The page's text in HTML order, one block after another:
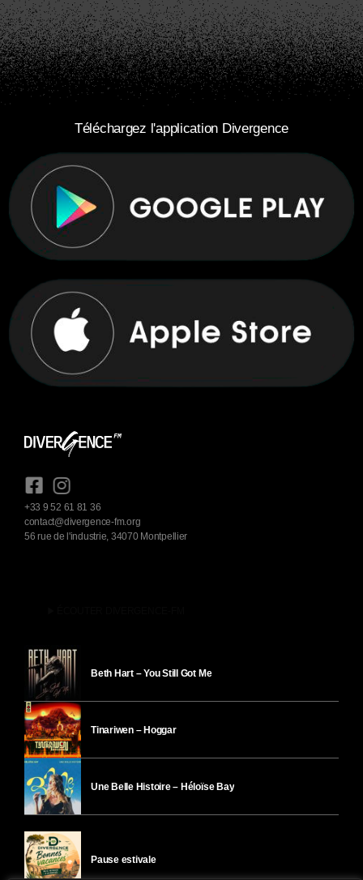
Téléchargez l'application Divergence
+33 9 52 61 81 36
contact@divergence-fm.org
56 rue de l'industrie, 34070 Montpellier
Beth Hart – You Still Got Me
Tinariwen – Hoggar
Une Belle Histoire – Héloïse Bay
Pause estivale